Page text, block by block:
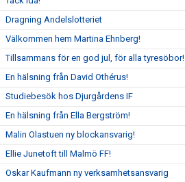
Dragning Andelslotteriet
Välkommen hem Martina Ehnberg!
Tillsammans för en god jul, för alla tyresöbor!
En hälsning från David Othérus!
Studiebesök hos Djurgårdens IF
En hälsning från Ella Bergström!
Malin Olastuen ny blockansvarig!
Ellie Junetoft till Malmö FF!
Oskar Kaufmann ny verksamhetsansvarig